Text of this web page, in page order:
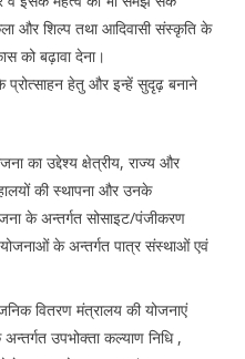
और शिल्प तथा आदिवासी संस्कृति के
को बढ़ावा देना।
प्रोत्साहन हेतु और इन्हें सुदृढ़ बनाने
का उद्देश्य क्षेत्रीय, राज्य और
की स्थापना और उनके
के अन्तर्गत सोसाइट/पंजीकरण
योजनाओं के अन्तर्गत पात्र संस्थाओं एवं
वितरण मंत्रालय की योजनाएं
उपभोक्ता कल्याण निधि ,